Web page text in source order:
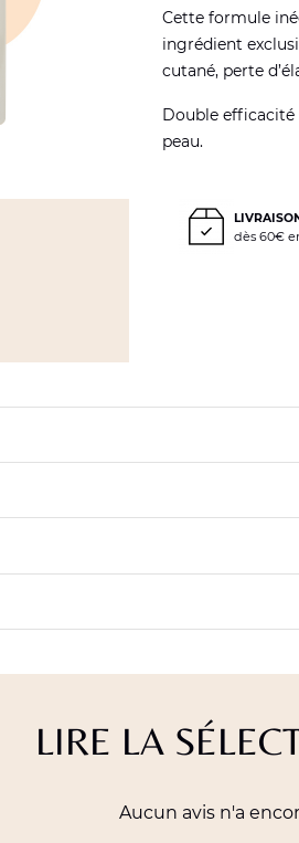
Cette formule
ingrédient
cutané, perte
Double efficacité
peau.
dès 60€
LIRE LA
Aucun avis n'a